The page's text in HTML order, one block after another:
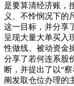
是要算清经济账，
义、不怜悯况下的
这一目标，并分享
呈现大量大单买入
性做线、被动资金
分享了若何连系股
断，并提出了以“
阐发取仓位办理的